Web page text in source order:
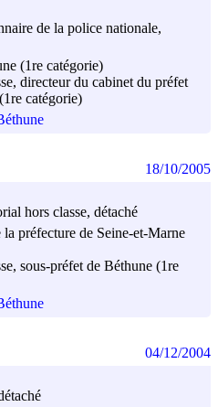
de la police nationale,
(1re catégorie)
directeur du cabinet du préfet
catégorie)
hors classe, détaché
la préfecture de Seine-et-Marne
sous-préfet de Béthune (1re
18/10/2005
04/12/2004